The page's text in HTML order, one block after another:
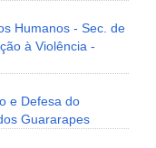
Humanos - Sec. de
à Violência -
e Defesa do
Guararapes